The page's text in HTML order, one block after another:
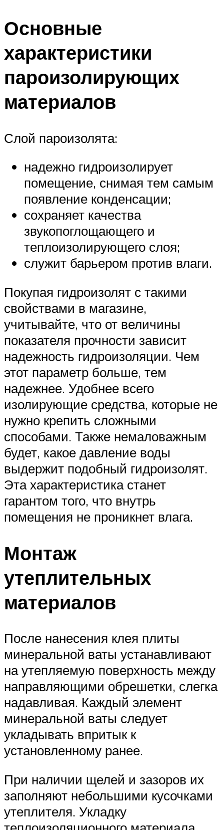
Основные
характеристики
пароизолирующих
материалов
Слой пароизолята:
надежно гидроизолирует
помещение, снимая тем самым
появление конденсации;
сохраняет качества
звукопоглощающего и
теплоизолирующего слоя;
служит барьером против влаги.
Покупая гидроизолят с такими
свойствами в магазине,
учитывайте, что от величины
показателя прочности зависит
надежность гидроизоляции. Чем
этот параметр больше, тем
надежнее. Удобнее всего
изолирующие средства, которые не
нужно крепить сложными
способами. Также немаловажным
будет, какое давление воды
выдержит подобный гидроизолят.
Эта характеристика станет
гарантом того, что внутрь
помещения не проникнет влага.
Монтаж
утеплительных
материалов
После нанесения клея плиты
минеральной ваты устанавливают
на утепляемую поверхность между
направляющими обрешетки, слегка
надавливая. Каждый элемент
минеральной ваты следует
укладывать впритык к
установленному ранее.
При наличии щелей и зазоров их
заполняют небольшими кусочками
утеплителя. Укладку